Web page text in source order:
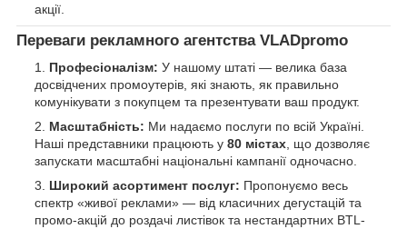
акції.
Переваги рекламного агентства VLADpromo
Професіоналізм: У нашому штаті — велика база
досвідчених промоутерів, які знають, як правильно
комунікувати з покупцем та презентувати ваш продукт.
Масштабність: Ми надаємо послуги по всій Україні.
Наші представники працюють у 80 містах, що дозволяє
запускати масштабні національні кампанії одночасно.
Широкий асортимент послуг: Пропонуємо весь
спектр «живої реклами» — від класичних дегустацій та
промо-акцій до роздачі листівок та нестандартних BTL-